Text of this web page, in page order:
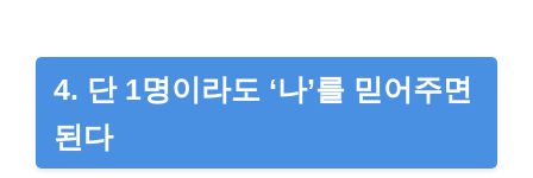
4. 단 1명이라도 ‘나’를 믿어주면
된다